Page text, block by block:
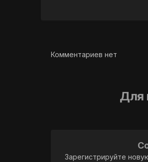
Комментариев нет
Для
Зарегистрируйте